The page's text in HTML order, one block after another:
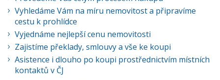
Vyhledáme Vám na míru nemovitost a připravíme
cestu k prohlídce
Vyjednáme nejlepší cenu nemovitosti
Zajistíme překlady, smlouvy a vše ke koupi
Asistence i dlouho po koupi prostřednictvím místních
kontaktů v ČJ